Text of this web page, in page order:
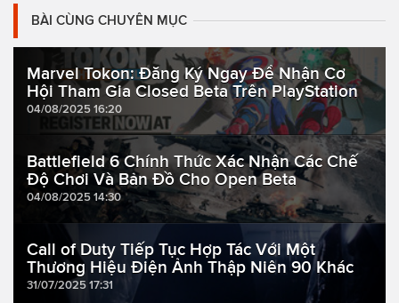
BÀI CÙNG CHUYÊN MỤC
Marvel Tokon: Đăng Ký Ngay Để Nhận Cơ
Hội Tham Gia Closed Beta Trên PlayStation
04/08/2025 16:20
Battlefield 6 Chính Thức Xác Nhận Các Chế
Độ Chơi Và Bản Đồ Cho Open Beta
04/08/2025 14:30
Call of Duty Tiếp Tục Hợp Tác Với Một
Thương Hiệu Điện Ảnh Thập Niên 90 Khác
31/07/2025 17:31